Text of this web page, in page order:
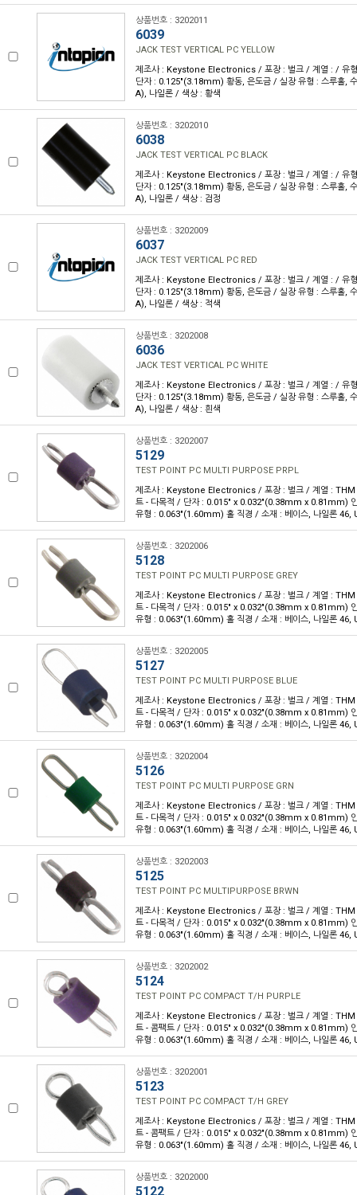
상품번호 : 3202011
6039
JACK TEST VERTICAL PC YELLOW
제조사 : Keystone Electronics / 포장 : 벌크 / 계열 : / 유
단자 : 0.125"(3.18mm) 황동, 은도금 / 실장 유형 : 스루홀,
A), 나일론 / 색상 : 황색
상품번호 : 3202010
6038
JACK TEST VERTICAL PC BLACK
제조사 : Keystone Electronics / 포장 : 벌크 / 계열 : / 유
단자 : 0.125"(3.18mm) 황동, 은도금 / 실장 유형 : 스루홀,
A), 나일론 / 색상 : 검정
상품번호 : 3202009
6037
JACK TEST VERTICAL PC RED
제조사 : Keystone Electronics / 포장 : 벌크 / 계열 : / 유
단자 : 0.125"(3.18mm) 황동, 은도금 / 실장 유형 : 스루홀,
A), 나일론 / 색상 : 적색
상품번호 : 3202008
6036
JACK TEST VERTICAL PC WHITE
제조사 : Keystone Electronics / 포장 : 벌크 / 계열 : / 유
단자 : 0.125"(3.18mm) 황동, 은도금 / 실장 유형 : 스루홀,
A), 나일론 / 색상 : 흰색
상품번호 : 3202007
5129
TEST POINT PC MULTI PURPOSE PRPL
제조사 : Keystone Electronics / 포장 : 벌크 / 계열 : THM
트 - 다목적 / 단자 : 0.015" x 0.032"(0.38mm x 0.81mm)
유형 : 0.063"(1.60mm) 홀 직경 / 소재 : 베이스, 나일론 46,
상품번호 : 3202006
5128
TEST POINT PC MULTI PURPOSE GREY
제조사 : Keystone Electronics / 포장 : 벌크 / 계열 : THM
트 - 다목적 / 단자 : 0.015" x 0.032"(0.38mm x 0.81mm)
유형 : 0.063"(1.60mm) 홀 직경 / 소재 : 베이스, 나일론 46,
상품번호 : 3202005
5127
TEST POINT PC MULTI PURPOSE BLUE
제조사 : Keystone Electronics / 포장 : 벌크 / 계열 : THM
트 - 다목적 / 단자 : 0.015" x 0.032"(0.38mm x 0.81mm)
유형 : 0.063"(1.60mm) 홀 직경 / 소재 : 베이스, 나일론 46,
상품번호 : 3202004
5126
TEST POINT PC MULTI PURPOSE GRN
제조사 : Keystone Electronics / 포장 : 벌크 / 계열 : THM
트 - 다목적 / 단자 : 0.015" x 0.032"(0.38mm x 0.81mm)
유형 : 0.063"(1.60mm) 홀 직경 / 소재 : 베이스, 나일론 46,
상품번호 : 3202003
5125
TEST POINT PC MULTIPURPOSE BRWN
제조사 : Keystone Electronics / 포장 : 벌크 / 계열 : THM
트 - 다목적 / 단자 : 0.015" x 0.032"(0.38mm x 0.81mm)
유형 : 0.063"(1.60mm) 홀 직경 / 소재 : 베이스, 나일론 46,
상품번호 : 3202002
5124
TEST POINT PC COMPACT T/H PURPLE
제조사 : Keystone Electronics / 포장 : 벌크 / 계열 : THM
트 - 콤팩트 / 단자 : 0.015" x 0.032"(0.38mm x 0.81mm)
유형 : 0.063"(1.60mm) 홀 직경 / 소재 : 베이스, 나일론 46,
상품번호 : 3202001
5123
TEST POINT PC COMPACT T/H GREY
제조사 : Keystone Electronics / 포장 : 벌크 / 계열 : THM
트 - 콤팩트 / 단자 : 0.015" x 0.032"(0.38mm x 0.81mm)
유형 : 0.063"(1.60mm) 홀 직경 / 소재 : 베이스, 나일론 46,
상품번호 : 3202000
5122